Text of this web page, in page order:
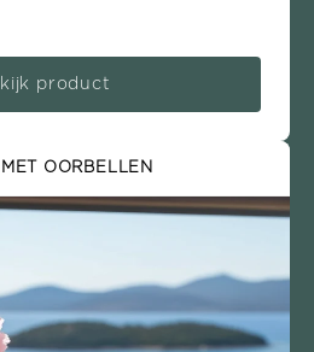
product
OORBELLEN